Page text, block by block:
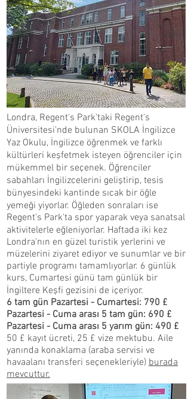
Londra, Regent's Park'taki Regent's
Üniversitesi'nde bulunan SKOLA İngilizce
Yaz Okulu, İngilizce öğrenmek ve farklı
kültürleri keşfetmek isteyen öğrenciler için
mükemmel bir seçenek. Öğrenciler
sabahları İngilizcelerini geliştirip, tesis
bünyesindeki kantinde sıcak bir öğle
yemeği yiyorlar. Öğleden sonraları ise
Regent's Park'ta spor yaparak veya sanatsal
aktivitelerle eğleniyorlar. Haftada iki kez
Londra'nın en güzel turistik yerlerini ve
müzelerini ziyaret ediyor ve sunumlar ve bir
partiyle programı tamamlıyorlar. 6 günlük
kurs, Cumartesi günü tam günlük bir
İngiltere Keşfi gezisini de içeriyor.
6 tam gün Pazartesi - Cumartesi: 790 £
Pazartesi - Cuma arası 5 tam gün: 690 £
Pazartesi - Cuma arası 5 yarım gün: 490 £
50 £ kayıt ücreti, 25 £ vize mektubu. Aile
yanında konaklama (araba servisi ve
havaalanı transferi seçenekleriyle) burada
mevcuttur.